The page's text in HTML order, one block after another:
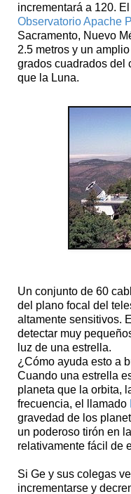
incrementará a 120. El
Observatorio Apache
Sacramento, Nuevo
2.5 metros y un
grados cuadrados del
que la Luna.
Un conjunto de 60
del plano focal del
altamente sensitivos.
detectar muy
luz de una estrella.
¿Cómo ayuda esto a
Cuando una estrella
planeta que la orbita,
frecuencia, el llamado
gravedad de los
un poderoso tirón en
relativamente fácil de
Si Ge y sus colegas
incrementarse y